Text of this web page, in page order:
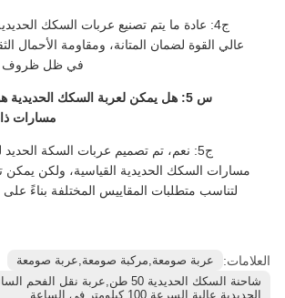
ج4: عادة ما يتم تصنيع عربات السكك
عالي القوة لضمان المتانة، ومقاومة الأحمال
في ظل ظروف
س 5: هل يمكن لعربة السكك
مسارات
ج5: نعم، تم تصميم عربات السكة
مسارات السكك الحديدية القياسية، ولكن يمكن
لتناسب متطلبات المقاييس المختلفة بناءً على
العلامات:
عربة صومعة,مركبة صومعة,عربة صومعة
شاحنة السكك الحديدية 50 طن,عربة نقل
الحديدية عالية السرعة 100 كيلومتر في الساعة